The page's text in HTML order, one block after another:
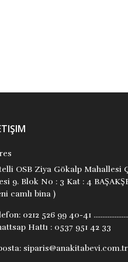
OSB Ziya Gökalp Mahallesi
9. Blok No : 3 Kat : 4
camlı bina )
0212 526 99 40-41
Hattı : 0537 951 42 33
siparis@anakitabevi.com.tr